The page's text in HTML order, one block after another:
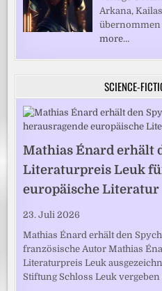
Arkana,
more…
SCIENCE-
Mathias Énard erhält
Literaturpreis Leuk
europäische Literatur
23. Juli 2026
Mathias Énard erhält den
französische Autor Mathias
Literaturpreis Leuk
Stiftung Schloss Leuk